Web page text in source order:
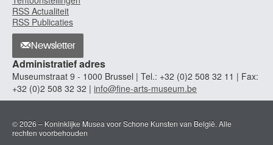
Carlier Jean-Guillaume
Luik 1638 - 1675
Carlier Marie
Antwerpen 1920 - Brussel 1986
Carlier Modeste
Wasmuel / Quaregnon 1820 - Elsene / Brussel 1878
Rijsel, Nord (Frankrijk) 1837 - Parijs (Frankrijk) 1917
RSS Actualiteit
RSS Publicaties
Newsletter
Administratief adres
Museumstraat 9 - 1000 Brussel | Tel.: +32 (0)2 508 32 11 | Fax:
+32 (0)2 508 32 32 | info@fine-arts-museum.be
© 2026 – Koninklijke Musea voor Schone Kunsten van België. Alle
rechten voorbehouden